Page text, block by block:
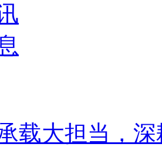
载大担当，